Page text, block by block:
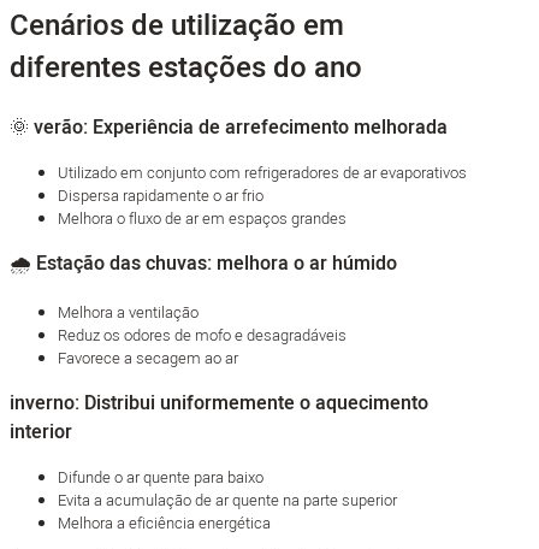
Cenários de utilização em
diferentes estações do ano
🌞 verão: Experiência de arrefecimento melhorada
Utilizado em conjunto com refrigeradores de ar evaporativos
Dispersa rapidamente o ar frio
Melhora o fluxo de ar em espaços grandes
🌧 Estação das chuvas: melhora o ar húmido
Melhora a ventilação
Reduz os odores de mofo e desagradáveis
Favorece a secagem ao ar
inverno: Distribui uniformemente o aquecimento
interior
Difunde o ar quente para baixo
Evita a acumulação de ar quente na parte superior
Melhora a eficiência energética